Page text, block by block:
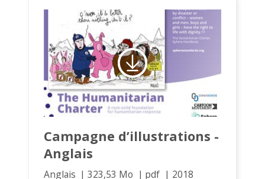
Campagne d’illustrations -
Anglais
Anglais 323,53 Mo pdf
2018